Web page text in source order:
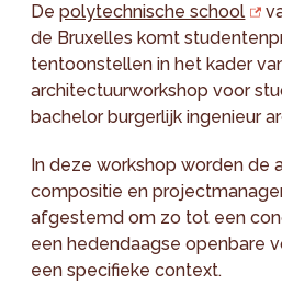
Depolytechnische school
de Bruxelles komt
tentoonstellen in het kader
architectuurworkshop voor
bachelor burgerlijk ingenieur
In deze workshop worden de
compositie en
afgestemd om zo tot een
een hedendaagse openbare
een specifieke context.